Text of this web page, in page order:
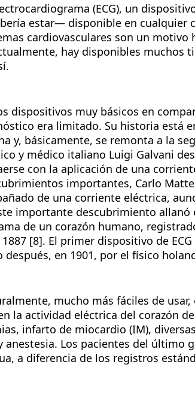
(ECG), un
estar— disponible en cualquier
cardiovasculares son un motivo
hay disponibles muchos
dispositivos muy básicos en
era limitado. Su historia está
y, básicamente, se remonta a la
y médico italiano Luigi Galvani
con la aplicación de una
importantes, Carlo
de una corriente eléctrica,
importante descubrimiento allanó
de un corazón humano,
[8]. El primer dispositivo de
en 1901, por el físico
mucho más fáciles de
la actividad eléctrica del corazón
infarto de miocardio (IM),
Los pacientes del último
a diferencia de los registros